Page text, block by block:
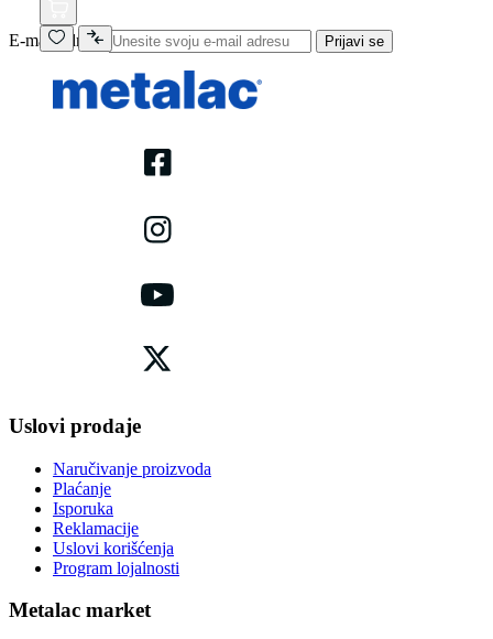
E-mail adresa Prijavi se
Uslovi prodaje
Naručivanje proizvoda
Plaćanje
Isporuka
Reklamacije
Uslovi korišćenja
Program lojalnosti
Metalac market